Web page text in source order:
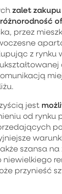
zalet
przez
z rynku
jest
od rynku
szansa na
przynieść